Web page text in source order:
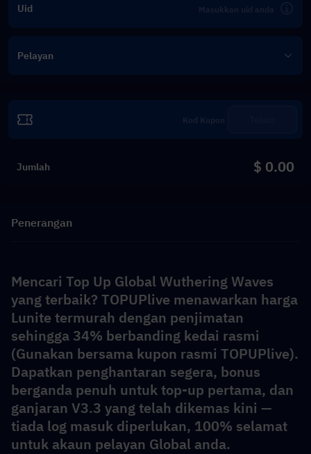
Uid
Pelayan
Jumlah $ 0.00
Penerangan
Mencari Top Up Global Wuthering Waves
yang terbaik? TOPUPlive menawarkan harga
Lunite termurah dengan penjimatan
sehingga 34% berbanding kedai rasmi
(Gunakan bersama kupon rasmi TOPUPlive).
Dapatkan penghantaran segera, bonus
berganda penuh untuk top-up pertama, dan
ganjaran V3.3 yang telah dikemas kini —
tiada log masuk diperlukan, 100% selamat
untuk akaun pelayan Global anda.